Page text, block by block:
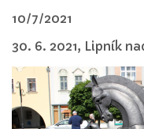
10/7/2021
30. 6. 2021, Lipník